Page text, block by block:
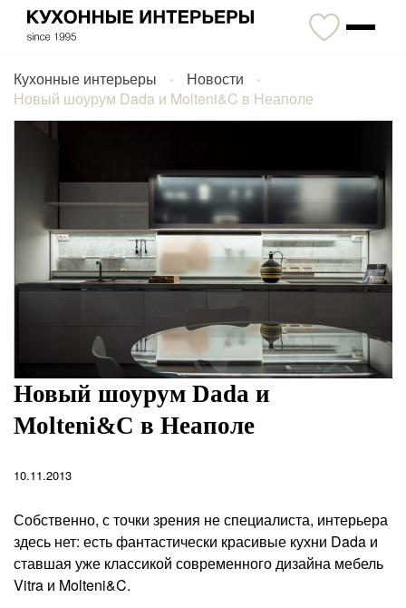
Кухонные интерьеры
Новости
Новый шоурум Dada и Molteni&C в Неаполе
Новый шоурум Dada и
Molteni&C в Неаполе
10.11.2013
Собственно, с точки зрения не специалиста, интерьера
здесь нет: есть фантастически красивые кухни Dada и
ставшая уже классикой современного дизайна мебель
Vitra и Molteni&C.